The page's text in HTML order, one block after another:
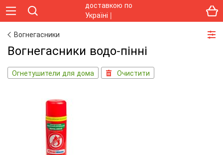
Вогнегасники
Вогнегасники водо-пінні
Огнетушители для дома Очистити